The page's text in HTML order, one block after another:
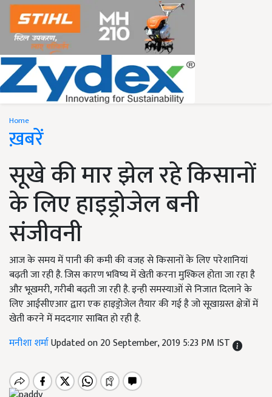
Home
ख़बरें
सूखे की मार झेल रहे किसानों
के लिए हाइड्रोजेल बनी
संजीवनी
आज के समय में पानी की कमी की वजह से किसानों के लिए परेशानियां
बढ़ती जा रही है. जिस कारण भविष्य में खेती करना मुश्किल होता जा रहा है
और भूखमरी, गरीबी बढ़ती जा रही है. इन्ही समस्याओं से निजात दिलाने के
लिए आईसीएआर द्वारा एक हाइड्रोजेल तैयार की गई है जो सूखाग्रस्त क्षेत्रों में
खेती करने में मददगार साबित हो रही है.
मनीशा शर्माUpdated on 20 September, 2019 5:23 PM IST